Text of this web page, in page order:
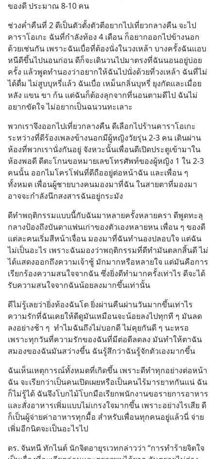
ของดี ประมาณ 8-10 คน
ช่วงค่ำคืนที่ 2 ดีเป็นตัวตั้งตัวตีอยากไปเที่ยวกลางคืน จะไป
คาราโอเกะ ฉันที่กำลังท้อง 4 เดือน ก็อยากออกไปข้างนอก
ด้วยเช่นกัน เพราะฉันเบื่อที่ต้องนั่งในวงเหล้า บางครั้งฉันแอบ
หนีดีขึ้นไปนอนก่อน ดีก็จะเดินวนไปมาตรงที่ฉันนอนอยู่บ่อย
ครั้ง แล้วพูดทำนองว่าอยากให้ฉันไปนั่งด้วยที่วงเหล้า ฉันที่ไม่
ได้ดื่ม ไม่สูบบุหรี่แล้ว ฉันเบื่อ เหม็นกลิ่นบุหรี่ ยุงกัดและเมื่อย
หลัง แขน ขา ก้น แต่ฉันก็ต้องลุกจากที่นอนตามดีไป ฉันไม่
อยากขัดใจ ไม่อยากเป็นฉนวนทะเลาะ
พวกเราจึงออกไปเที่ยวกลางคืน ดีเลือกไปร้านคาราโอเกะ
ระหว่างที่ดีร้องเพลงข้างนอกมีผู้หญิงวัยรุ่น 2-3 คน เดินผ่าน
ห้องที่พวกเรานั่งกันอยู่ จังหวะนั้นเพื่อนดีเปิดประตูเข้ามาใน
ห้องพอดี ดีตะโกนขอหมายเลขโทรศัพท์ของผู้หญิง 1 ใน 2-3
คนนั้น ออกไมโครโฟนที่ดีถืออยู่ต่อหน้าฉัน และเพื่อน ๆ
ทั้งหมด เพื่อนผู้ชายบางคนมองมาที่ฉัน ในสายตาที่มองมา
อาจจะกำลังนึกสงสารฉันอยู่กระมัง
ดีทำพฤติกรรมแบบนี้กับฉันมาหลายครั้งหลายครา ดีพูดทะลุ
กลางป้องถึงบันดาแฟนเก่าของตัวเองหลายหน เพื่อน ๆ ของดี
แต่ละคนเริ่มสีหน้าเจื่อน มองมาที่ฉันทำนองปลอบใจ แต่ฉัน
ไม่เป็นอะไร เพราะฉันมองว่าพฤติกรรมที่ดีทำมันตลกสิ้นดี ไม่
ได้แสดงออกถึงความเจ้าชู้ มักมากหรือหลายใจ แต่มันคือการ
เรียกร้องความสนใจจากฉัน ซึ่งยิ่งดีทำมากครั้งเท่าไร ดีจะได้
รับความสนใจจากฉันน้อยลงมากขึ้นเท่านั้น
ดีไม่รู้เลยว่ายิ่งท้องฉันโต ยิ่งผ่านคืนผ่านวันมากขึ้นเท่าไร
ความรักที่ฉันเคยให้ดีดูมันเหมือนจะน้อยลงไปทุกที ๆ มันลด
ลงอย่างช้า ๆ  ทำไมฉันถึงไม่บอกดี ไม่คุยกันดี ๆ นะหรอ
เพราะทุกวันที่ความรักของฉันที่มีต่อดีลดลง มันทำให้ตาฉัน
สมองของฉันมันสว่างขึ้น ฉันรู้สึกว่าฉันรู้จักตัวเองมากขึ้น
ฉันเห็นเหตุการณ์ทั้งหมดที่เกิดขึ้น เพราะดีทำทุกอย่างต่อหน้า
ฉัน จะเรียกว่าเป็นคนเปิดเผยหรือเป็นคนไร้มารยาทกันแน่ ฉัน
ก็ไม่รู้ได้ ฉันจึงโบกไม้โบกมือเรียกพนักงานขอรายการอาหาร
และสั่งอาหารเพิ่มแบบไม่เกรงใจมากขึ้น เพราะอย่างไรเสีย ดี
ก็เป็นผู้จ่ายค่าอาหารทุกมื้อ สำหรับเพื่อนทุกคนอยู่แล้วนี่ จ่าย
เพิ่มอีกนิดจะเป็นอะไรไป
ดร. จันทนี ทักไนต์ นักจิตอายุรเวทกล่าวว่า “การทำร้ายจิตใจ